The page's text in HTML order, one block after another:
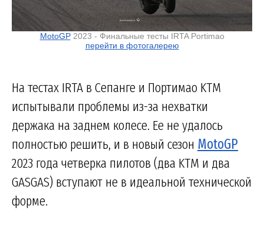
MotoGP2023 - Финальные тесты IRTA Portimao
перейти в фотогалерею
На тестах IRTA в Сепанге и Портимао KTM
испытывали проблемы из-за нехватки
держака на заднем колесе. Ее не удалось
полностью решить, и в новый сезон MotoGP
2023 года четверка пилотов (два KTM и два
GASGAS) вступают не в идеальной технической
форме.